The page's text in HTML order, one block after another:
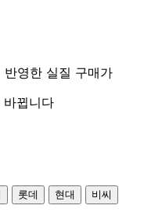
반영한 실질 구매가
뀝니다
롯데 현대
비씨